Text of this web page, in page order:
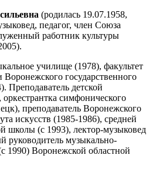
(родилась 19.07.1958,
педагог, член Союза
работник культуры
училище (1978), факультет
государственного
Преподаватель детской
симфонического
преподаватель Воронежского
искусств (1985-1986), средней
школы (с 1993), лектор-музыковед
руководитель музыкально-
1990) Воронежской областной